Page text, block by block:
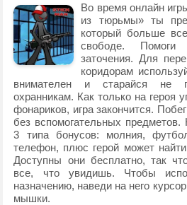
Во время онлайн
из тюрьмы» ты
который больше
свободе.
заточения. Для
коридорам
внимателен и старайся не
охранникам. Как только на героя
фонариков, игра закончится.
без вспомогательных предметов.
3 типа бонусов: молния,
телефон, плюс герой может
Доступны они бесплатно, так
все, что увидишь. Чтобы
назначению, наведи на него
мышки.